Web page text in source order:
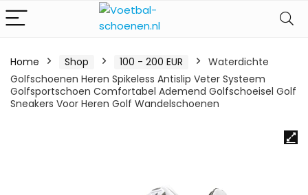
Home Shop 100 - 200 EUR
Waterdichte
Golfschoenen Heren Spikeless Antislip Veter Systeem
Golfsportschoen Comfortabel Ademend Golfschoeisel Golf
Sneakers Voor Heren Golf Wandelschoenen